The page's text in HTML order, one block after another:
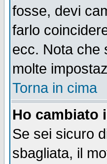
fosse, devi
farlo
ecc. Nota che
molte
Torna in cima
Ho cambiato
Se sei sicuro
sbagliata, il